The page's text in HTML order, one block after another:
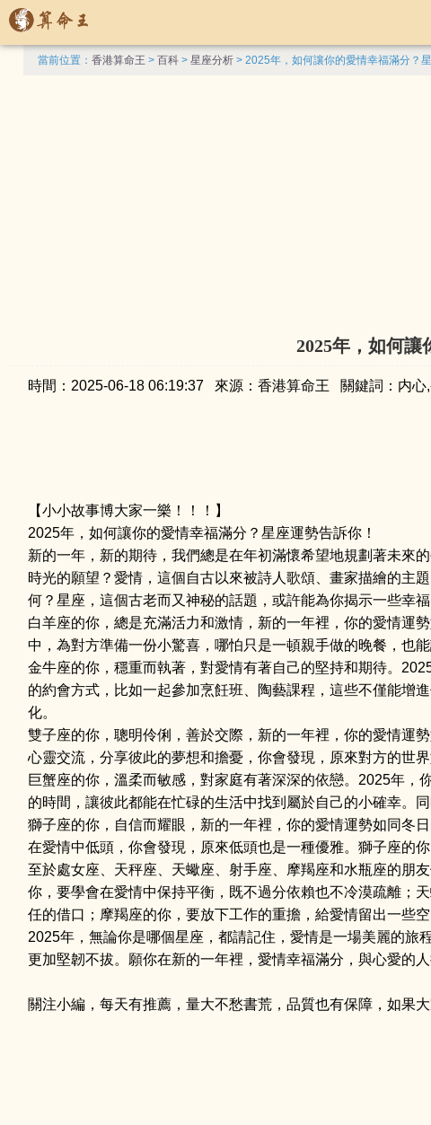
當前位置： 香港算命王 > 百科> 星座分析> 2025年，如何讓你的愛情幸福滿分？
2025年，如何讓
時間：2025-06-18 06:19:37 來源：香港算命王 關鍵詞：内心
【小小故事博大家一樂！！！】
2025年，如何讓你的愛情幸福滿分？星座運勢告訴你！
新的一年，新的期待，我們總是在年初滿懷希望地規劃著未來
時光的願望？愛情，這個自古以來被詩人歌頌、畫家描繪的主
何？星座，這個古老而又神秘的話題，或許能為你揭示一些幸福
白羊座的你，總是充滿活力和激情，新的一年裡，你的愛情運
中，為對方準備一份小驚喜，哪怕只是一頓親手做的晚餐，也
金牛座的你，穩重而執著，對愛情有著自己的堅持和期待。
的約會方式，比如一起參加烹飪班、陶藝課程，這些不僅能增
化。
雙子座的你，聰明伶俐，善於交際，新的一年裡，你的愛情運
心靈交流，分享彼此的夢想和擔憂，你會發現，原來對方的世
巨蟹座的你，溫柔而敏感，對家庭有著深深的依戀。2025年
的時間，讓彼此都能在忙碌的生活中找到屬於自己的小確幸。
獅子座的你，自信而耀眼，新的一年裡，你的愛情運勢如同冬
在愛情中低頭，你會發現，原來低頭也是一種優雅。獅子座的
至於處女座、天秤座、天蠍座、射手座、摩羯座和水瓶座的朋
你，要學會在愛情中保持平衡，既不過分依賴也不冷漠疏離；
任的借口；摩羯座的你，要放下工作的重擔，給愛情留出一些
2025年，無論你是哪個星座，都請記住，愛情是一場美麗的
更加堅韌不拔。願你在新的一年裡，愛情幸福滿分，與心愛的
關注小編，每天有推薦，量大不愁書荒，品質也有保障，如果